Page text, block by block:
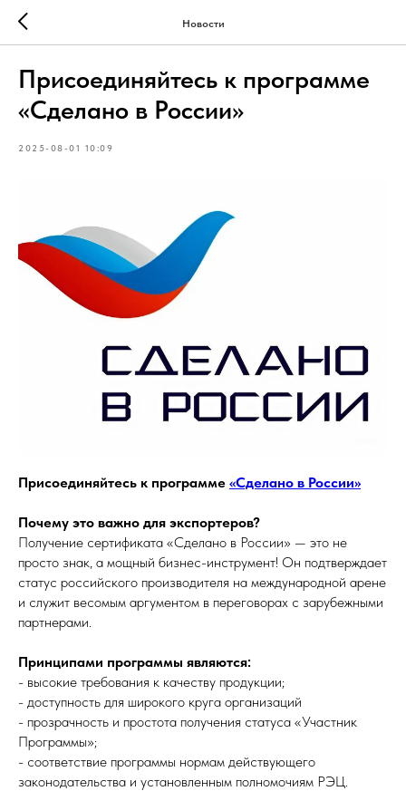
Новости
Присоединяйтесь к программе
«Сделано в России»
2025-08-01 10:09
Присоединяйтесь к программе «Сделано в России»
Почему это важно для экспортеров?
Получение сертификата «Сделано в России» — это не
просто знак, а мощный бизнес-инструмент! Он подтверждает
статус российского производителя на международной арене
и служит весомым аргументом в переговорах с зарубежными
партнерами.
Принципами программы являются:
- высокие требования к качеству продукции;
- доступность для широкого круга организаций
- прозрачность и простота получения статуса «Участник
Программы»;
- соответствие программы нормам действующего
законодательства и установленным полномочиям РЭЦ.